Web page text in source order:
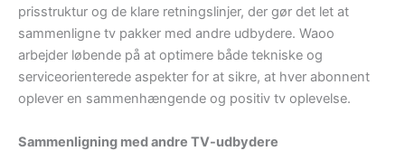
prisstruktur og de klare retningslinjer, der gør det let at
sammenligne tv pakker med andre udbydere. Waoo
arbejder løbende på at optimere både tekniske og
serviceorienterede aspekter for at sikre, at hver abonnent
oplever en sammenhængende og positiv tv oplevelse.
Sammenligning med andre TV-udbydere